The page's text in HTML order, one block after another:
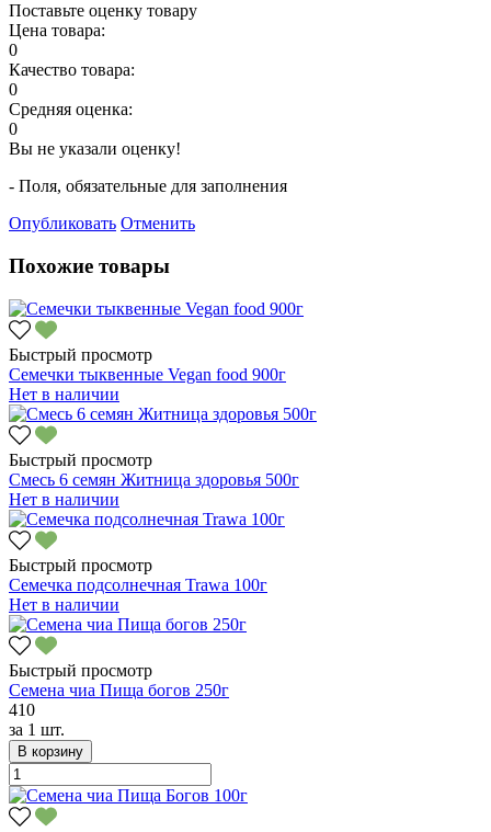
Поставьте оценку товару
Цена товара:
0
Качество товара:
0
Средняя оценка:
0
Вы не указали оценку!
- Поля, обязательные для заполнения
Опубликовать Отменить
Похожие товары
Быстрый просмотр
Семечки тыквенные Vegan food 900г
Нет в наличии
Быстрый просмотр
Смесь 6 семян Житница здоровья 500г
Нет в наличии
Быстрый просмотр
Семечка подсолнечная Trawa 100г
Нет в наличии
Быстрый просмотр
Семена чиа Пища богов 250г
410
за 1 шт.
В корзину